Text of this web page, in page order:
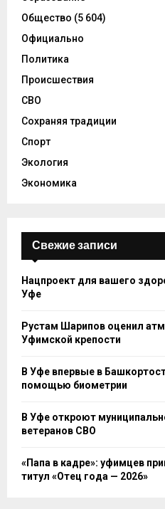
Общество (5 604)
Официально
Политика
Происшествия
СВО
Сохраняя традиции
Спорт
Экология
Экономика
Свежие записи
Нацпроект для вашего
Уфе
Рустам Шарипов оценил
Уфимской крепости
В Уфе впервые в
помощью биометрии
В Уфе откроют
ветеранов СВО
«Папа в кадре»: уфимцев
титул «Отец года — 2026»